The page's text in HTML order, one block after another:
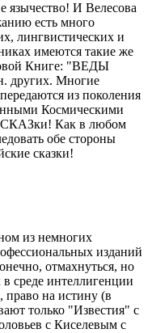
язычество! И Велесова
есть много
лингвистических и
имеются такие же
Книге: "ВЕДЫ
других. Многие
из поколения
Космическими
СКАЗки! Как в любом
обе стороны
сказки!
из немногих
изданий
отмахнуться, но
среде интеллигенции
право на истину (в
только "Известия" с
с Киселевым с